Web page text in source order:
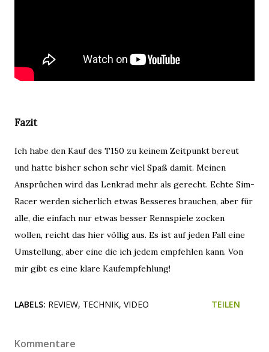
Fazit
Ich habe den Kauf des T150 zu keinem Zeitpunkt bereut
und hatte bisher schon sehr viel Spaß damit. Meinen
Ansprüchen wird das Lenkrad mehr als gerecht. Echte Sim-
Racer werden sicherlich etwas Besseres brauchen, aber für
alle, die einfach nur etwas besser Rennspiele zocken
wollen, reicht das hier völlig aus. Es ist auf jeden Fall eine
Umstellung, aber eine die ich jedem empfehlen kann. Von
mir gibt es eine klare Kaufempfehlung!
LABELS: REVIEW TECHNIK VIDEO TEILEN
Kommentare